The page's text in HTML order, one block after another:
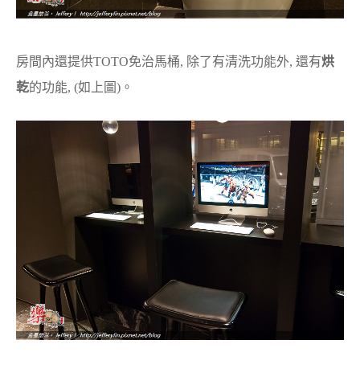
房間內還提供TOTO免治馬桶, 除了有清洗功能外, 還有烘
乾的功能, (如上圖)。